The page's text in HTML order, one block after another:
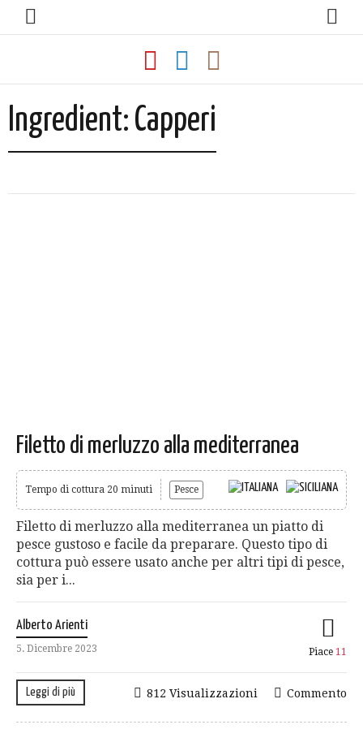
Ingredient: Capperi
Filetto di merluzzo alla mediterranea
Tempo di cottura 20 minuti Pesce
Filetto di merluzzo alla mediterranea un piatto di
pesce gustoso e facile da preparare. Questo tipo di
cottura può essere usato anche per altri tipi di pesce,
sia per i...
Alberto Arienti
5. Dicembre 2023 Piace 11
Leggi di più Commento
812 Visualizzazioni